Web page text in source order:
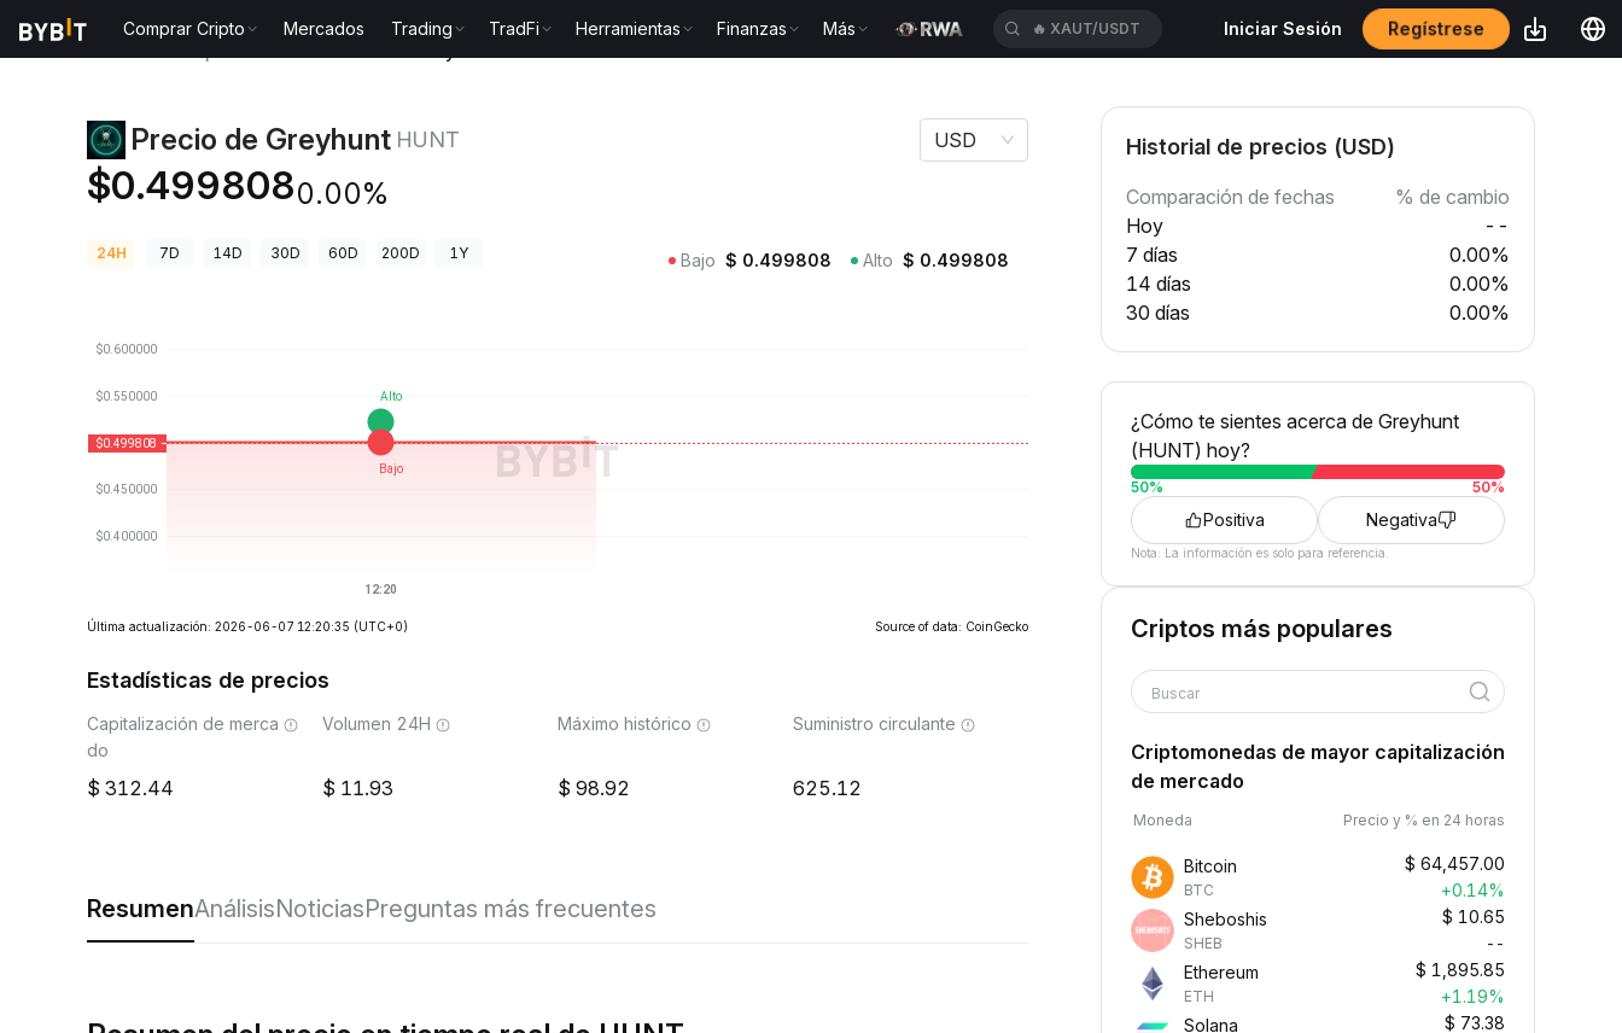
Comprar Cripto Mercados Trading TradFi Herramientas Finanzas Más 🔥 XAUT/USDT Iniciar Sesión Regístrese
Precio de Greyhunt HUNT
$0.4998080.00%
USD
24H 7D 14D 30D 60D 200D 1Y Bajo $ 0.499808 Alto $ 0.499808
Última actualización: 2026-06-07 12:20:35 (UTC+0) Source of data: CoinGecko
Estadísticas de precios
Capitalización de merca
do
312.44
Volumen 24H
11.93
Máximo histórico
98.92
Suministro circulante
625.12
ResumenAnálisisNoticiasPreguntas más frecuentes
Historial de precios (USD)
Comparación de fechas
% de cambio
Hoy
--
7 días
0.00%
14 días
0.00%
30 días
0.00%
¿Cómo te sientes acerca de Greyhunt
(HUNT) hoy?
50% 50%
Positiva Negativa
Nota: La información es solo para referencia.
Criptos más populares
Buscar
Criptomonedas de mayor capitalización
de mercado
Moneda Precio y % en 24 horas
Bitcoin
BTC
$ 64,457.00
+0.14%
Sheboshis
SHEB
$ 10.65
--
Ethereum
ETH
$ 1,895.85
+1.19%
Solana
$ 73.38